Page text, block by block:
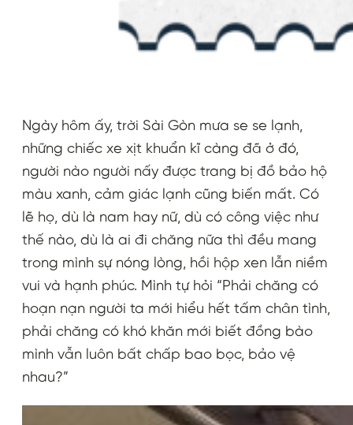
Ngày hôm ấy, trời Sài Gòn mưa se se lạnh,
những chiếc xe xịt khuẩn kĩ càng đã ở đó,
người nào người nấy được trang bị đồ bảo hộ
màu xanh, cảm giác lạnh cũng biến mất. Có
lẽ họ, dù là nam hay nữ, dù có công việc như
thế nào, dù là ai đi chăng nữa thì đều mang
trong mình sự nóng lòng, hồi hộp xen lẫn niềm
vui và hạnh phúc. Mình tự hỏi “Phải chăng có
hoạn nạn người ta mới hiểu hết tấm chân tình,
phải chăng có khó khăn mới biết đồng bào
mình vẫn luôn bất chấp bao bọc, bảo vệ
nhau?”